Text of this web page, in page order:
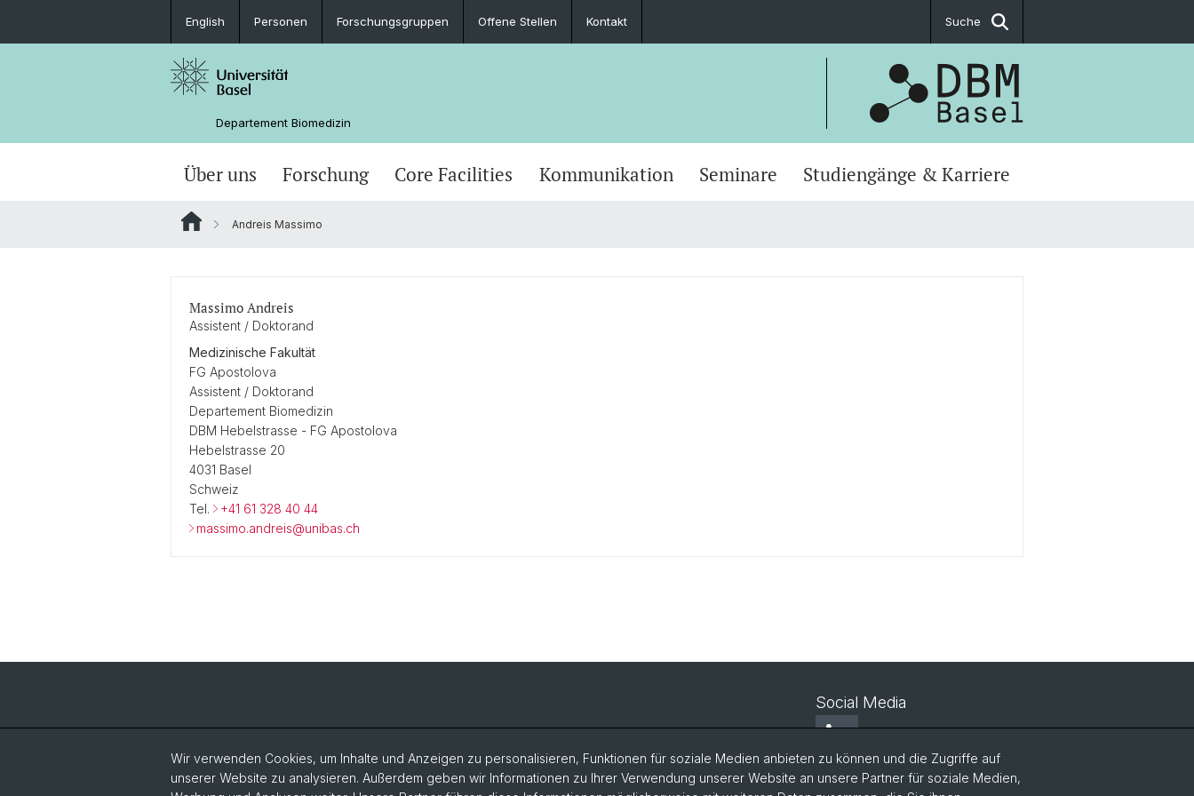
English Personen Forschungsgruppen Offene Stellen Kontakt Suche
Departement Biomedizin
Über uns Forschung Core Facilities Kommunikation Seminare Studiengänge & Karriere
Andreis Massimo
Massimo Andreis
Assistent / Doktorand
Medizinische Fakultät
FG Apostolova
Assistent / Doktorand
Departement Biomedizin
DBM Hebelstrasse - FG Apostolova
Hebelstrasse 20
4031 Basel
Schweiz
Tel.
+41 61 328 40 44
massimo.andreis@unibas.ch
Social Media
Wir verwenden Cookies, um Inhalte und Anzeigen zu personalisieren, Funktionen für soziale Medien anbieten zu können und die Zugriffe auf
unserer Website zu analysieren. Außerdem geben wir Informationen zu Ihrer Verwendung unserer Website an unsere Partner für soziale Medien,